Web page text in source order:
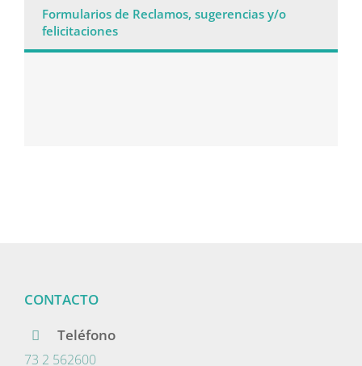
Formularios de Reclamos, sugerencias y/o
felicitaciones
CONTACTO
Teléfono
73 2 562600